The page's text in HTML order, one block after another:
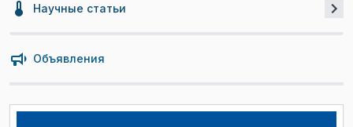
Научные статьи
Объявления